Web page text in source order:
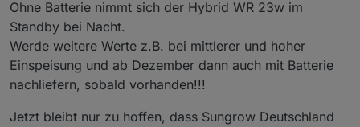
Ohne Batterie nimmt sich der Hybrid WR 23w im
Standby bei Nacht.
Werde weitere Werte z.B. bei mittlerer und hoher
Einspeisung und ab Dezember dann auch mit Batterie
nachliefern, sobald vorhanden!!!
Jetzt bleibt nur zu hoffen, dass Sungrow Deutschland